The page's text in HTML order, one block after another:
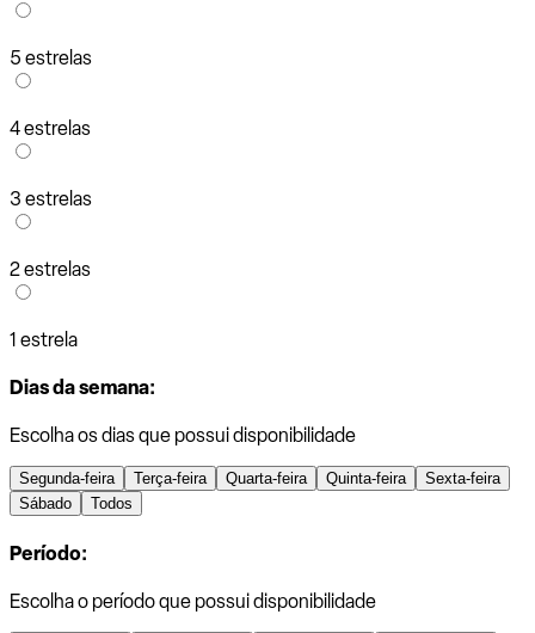
5 estrelas
4 estrelas
3 estrelas
2 estrelas
1 estrela
Dias da semana:
Escolha os dias que possui disponibilidade
Segunda-feira Terça-feira Quarta-feira Quinta-feira
Sexta-feira
Sábado
Todos
Período:
Escolha o período que possui disponibilidade